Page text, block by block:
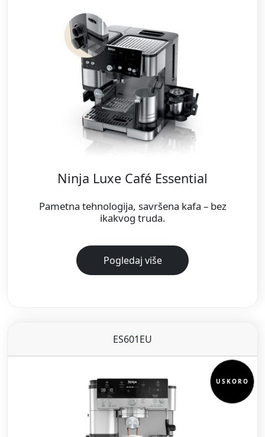
Jednostavno čišćenje i održavanje
Održavajte svoj Ninja espresso aparat u
vrhunskom stanju uz automatizovane cikluse
čišćenja i ispiranja. Za preporučeno čišćenje
pogledajte uputstvo za upotrebu. Pjenušavu
mlaznicu možete obrisati vlažnom krpom, a za
dodatnu pogodnost, automatsko ispiranje čisti
mlaznicu iznutra nakon upotrebe. Dijelovi poput
lijevka, košarica, diska za čišćenje, rezervoara za
vodu, poklopca, posude za zrna i posude za
kapanje su sigurni za pranje u gornjoj korpi
Ninja Luxe Café Essential
Pametna tehnologija, savršena kafa – bez
ikakvog truda.
Pogledaj više
ES601EU
USKORO